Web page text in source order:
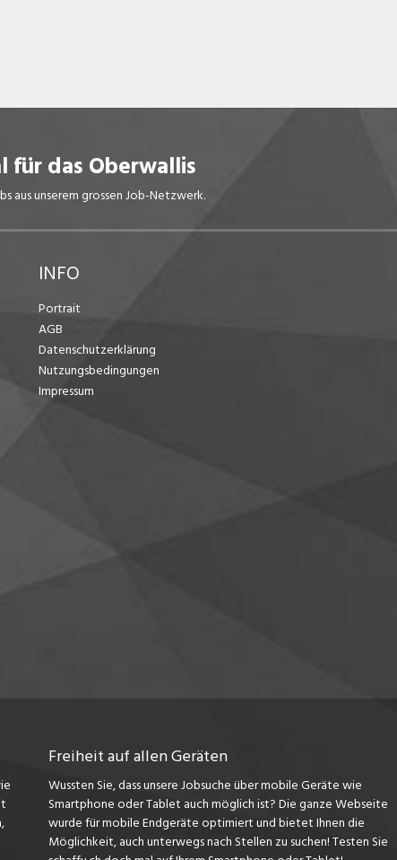
für das Oberwallis
aus unserem grossen Job-Netzwerk.
INFO
Portrait
AGB
Datenschutzerklärung
Nutzungsbedingungen
Impressum
Freiheit auf allen Geräten
Wussten Sie, dass unsere Jobsuche über mobile Geräte wie
Smartphone oder Tablet auch möglich ist? Die ganze Webseite
wurde für mobile Endgeräte optimiert und bietet Ihnen die
Möglichkeit, auch unterwegs nach Stellen zu suchen! Testen Sie